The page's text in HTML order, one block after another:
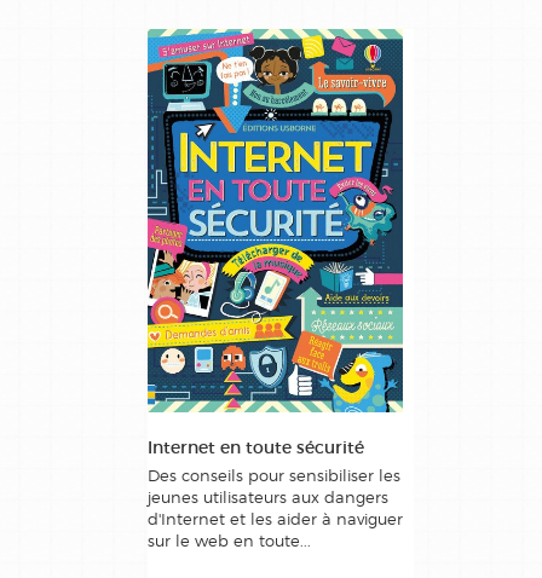
Internet en toute sécurité
Des conseils pour sensibiliser les
jeunes utilisateurs aux dangers
d'Internet et les aider à naviguer
sur le web en toute...